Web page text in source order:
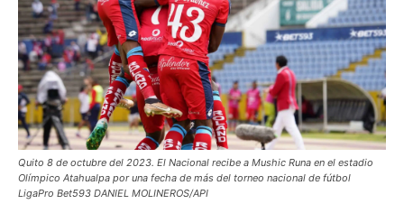
Quito 8 de octubre del 2023. El Nacional recibe a Mushic Runa en el estadio
Olímpico Atahualpa por una fecha de más del torneo nacional de fútbol
LigaPro Bet593 DANIEL MOLINEROS/API